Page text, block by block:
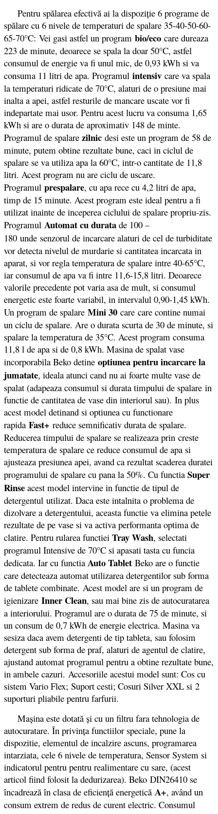
Pentru spălarea efectivă ai la dispoziție 6 programe de
spălare cu 6 nivele de temperaturi de spalare 35-40-50-60-
65-70°C: Vei gasi astfel un program bio/eco care dureaza
223 de minute, deoarece se spala la doar 50°C, astfel
consumul de energie va fi unul mic, de 0,93 kWh si va
consuma 11 litri de apa. Programul intensiv care va spala
la temperaturi ridicate de 70°C, alaturi de o presiune mai
inalta a apei, astfel resturile de mancare uscate vor fi
indepartate mai usor. Pentru acest lucru va consuma 1,65
kWh si are o durata de aproximativ 148 de minte.
Programul de spalare zilnic desi este un program de 58 de
minute, putem obtine rezultate bune, caci in ciclul de
spalare se va utiliza apa la 60°C, intr-o cantitate de 11,8
litri. Acest program nu are ciclu de uscare.
Programul prespalare, cu apa rece cu 4,2 litri de apa,
timp de 15 minute. Acest program este ideal pentru a fi
utilizat inainte de inceperea ciclului de spalare propriu-zis.
Programul Automat cu durata de 100 –
180 unde senzorul de incarcare alaturi de cel de turbiditate
vor detecta nivelul de murdarie si cantitatea incarcata in
aparat, si vor regla temperatura de spalare intre 40-65°C,
iar consumul de apa va fi intre 11,6-15,8 litri. Deoarece
valorile precedente pot varia asa de mult, si consumul
energetic este foarte variabil, in intervalul 0,90-1,45 kWh.
Un program de spalare Mini 30 care care contine numai
un ciclu de spalare. Are o durata scurta de 30 de minute, si
spalare la temperatura de 35°C. Acest program consuma
11,8 l de apa si de 0,8 kWh. Masina de spalat vase
incorporabila Beko detine optiunea pentru incarcare la
jumatate, ideala atunci cand nu ai foarte multe vase de
spalat (adapeaza consumul si durata timpului de spalare in
functie de cantitatea de vase din interiorul sau). In plus
acest model detinand si optiunea cu functionare
rapida Fast+ reduce semnificativ durata de spalare.
Reducerea timpului de spalare se realizeaza prin creste
temperatura de spalare ce reduce consumul de apa si
ajusteaza presiunea apei, avand ca rezultat scaderea duratei
programului de spalare cu pana la 50%. Cu functia Super
Rinse acest model intervine in functie de tipul de
detergentul utilizat. Daca este intalnita o problema de
dizolvare a detergentului, aceasta functie va elimina petele
rezultate de pe vase si va activa performanta optima de
clatire. Pentru rularea functiei Tray Wash, selectati
programul Intensive de 70°C si apasati tasta cu funcia
dedicata. Iar cu functia Auto Tablet Beko are o functie
care detecteaza automat utilizarea detergentilor sub forma
de tablete combinate. Acest model are si un program de
igienizare Inner Clean, sau mai bine zis de autocuratarea
a interiorului. Programul are o durata de 75 de minute, si
un consum de 0,7 kWh de energie electrica. Masina va
sesiza daca avem detergenti de tip tableta, sau folosim
detergent sub forma de praf, alaturi de agentul de clatire,
ajustand automat programul pentru a obtine rezultate bune,
in ambele cazuri. Accesoriile acestui model sunt: Cos cu
sistem Vario Flex; Suport cesti; Cosuri Silver XXL si 2
suporturi pliabile pentru farfurii.
Mașina este dotată și cu un filtru fara tehnologia de
autocuratare. În privinţa functiilor speciale, pune la
dispozitie, elementul de incalzire ascuns, programarea
intarziata, cele 6 nivele de temperatura, Sensor System si
indicatorul pentru pentru realimentare cu sare, (acest
articol fiind folosit la dedurizarea). Beko DIN26410 se
încadrează în clasa de eficiență energetică A+, având un
consum extrem de redus de curent electric. Consumul